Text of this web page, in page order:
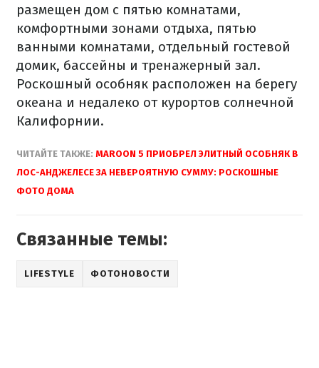
размещен дом с пятью комнатами,
комфортными зонами отдыха, пятью
ванными комнатами, отдельный гостевой
домик, бассейны и тренажерный зал.
Роскошный особняк расположен на берегу
океана и недалеко от курортов солнечной
Калифорнии.
ЧИТАЙТЕ ТАКЖЕ: MAROON 5 ПРИОБРЕЛ ЭЛИТНЫЙ ОСОБНЯК В
ЛОС-АНДЖЕЛЕСЕ ЗА НЕВЕРОЯТНУЮ СУММУ: РОСКОШНЫЕ
ФОТО ДОМА
Связанные темы:
LIFESTYLE ФОТОНОВОСТИ